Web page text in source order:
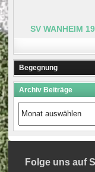
SV WANHEIM
Begegnung
Archiv Beiträge
Archiv
Beiträge
Folge uns auf